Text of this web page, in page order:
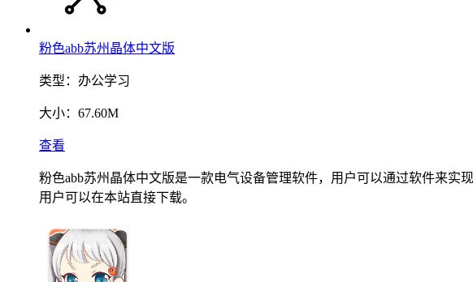
粉色abb苏州晶体中文版
类型： 办公学习
大小： 67.60M
查看
粉色abb苏州晶体中文版是一款电气设备管理软件，用户可以通过软件来
用户可以在本站直接下载。